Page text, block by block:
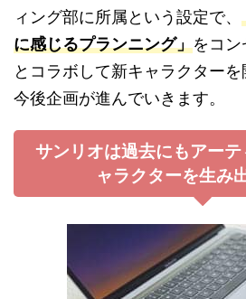
ィング部に所属という設定で、
に感じるプランニング」をコ
とコラボして新キャラクター
今後企画が進んでいきます。
サンリオは過去にもアー
ャラクターを生み